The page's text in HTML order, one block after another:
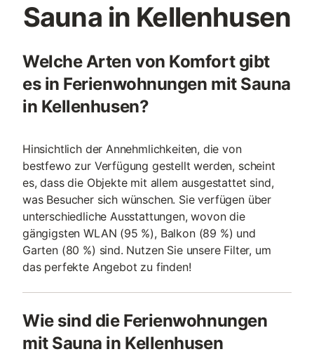
Sauna in Kellenhusen
Welche Arten von Komfort gibt
es in Ferienwohnungen mit Sauna
in Kellenhusen?
Hinsichtlich der Annehmlichkeiten, die von
bestfewo zur Verfügung gestellt werden, scheint
es, dass die Objekte mit allem ausgestattet sind,
was Besucher sich wünschen. Sie verfügen über
unterschiedliche Ausstattungen, wovon die
gängigsten WLAN (95 %), Balkon (89 %) und
Garten (80 %) sind. Nutzen Sie unsere Filter, um
das perfekte Angebot zu finden!
Wie sind die Ferienwohnungen
mit Sauna in Kellenhusen